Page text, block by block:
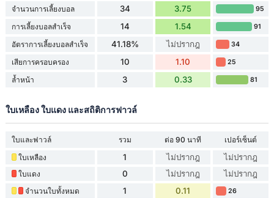
จำนวนการเลี้ยงบอล 34 3.75 95
การเลี้ยงบอลสำเร็จ 14 1.54 91
อัตราการเลี้ยงบอลสำเร็จ 41.18% ไม่ปรากฎ 34
เสียการครอบครอง 10 1.10 25
ล้ำหน้า 3 0.33 81
ใบเหลือง ใบแดง และสถิติการฟาวล์
ใบและฟาวล์ รวม ต่อ 90 นาที
เปอร์เซ็นต์
ใบเหลือง
1 ไม่ปรากฎ ไม่ปรากฎ
ใบแดง 0 ไม่ปรากฎ ไม่ปรากฎ
จำนวนใบทั้งหมด 1 0.11 26